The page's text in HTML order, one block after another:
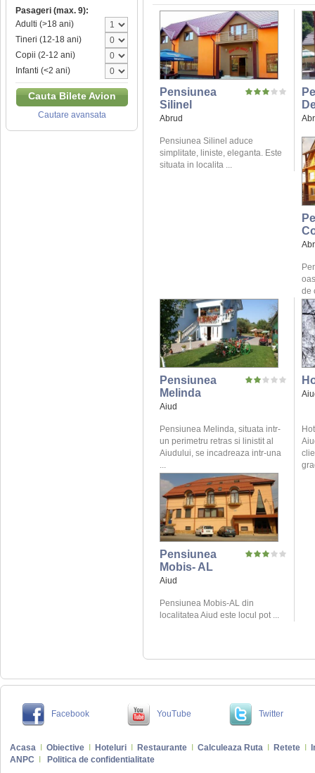
Pasageri (max. 9):
Adulti (>18 ani)
Tineri (12-18 ani)
Copii (2-12 ani)
Infanti (<2 ani)
Cauta Bilete Avion
Cautare avansata
Pensiunea
Silinel
Abrud
Pensiunea Silinel aduce
simplitate, liniste, eleganta. Este
situata in localita ...
de
Pensiunea
Melinda
Aiud
Pensiunea Melinda, situata intr-
un perimetru retras si linistit al
Aiudului, se incadreaza intr-una
...
Pensiunea
Mobis- AL
Aiud
Pensiunea Mobis-AL din
localitatea Aiud este locul pot ...
Facebook YouTube Twitter
Acasa Obiective Hoteluri Restaurante Calculeaza Ruta Retete
ANPC
Politica de confidentialitate